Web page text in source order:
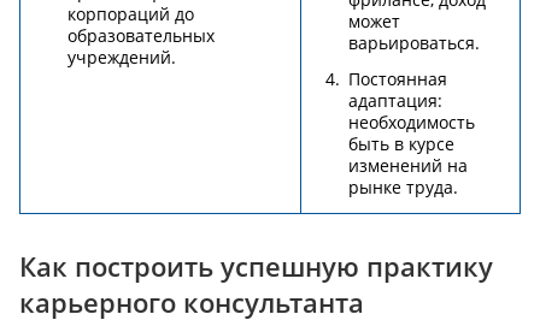
корпораций до
образовательных
учреждений.
может
варьироваться.
Постоянная
адаптация:
необходимость
быть в курсе
изменений на
рынке труда.
Как построить успешную практику
карьерного консультанта